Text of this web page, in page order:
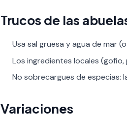
Trucos de las
Usa sal gruesa y agua de mar
Los ingredientes locales
No sobrecargues de especias:
Variaciones